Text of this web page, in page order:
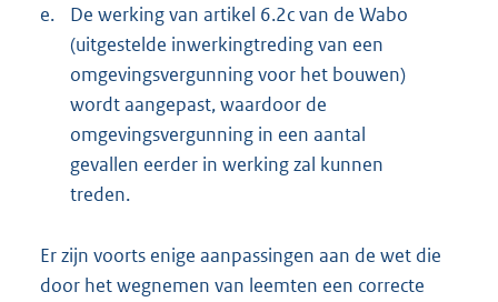
e.
De werking van artikel 6.2c van de Wabo
(uitgestelde inwerkingtreding van een
omgevingsvergunning voor het bouwen)
wordt aangepast, waardoor de
omgevingsvergunning in een aantal
gevallen eerder in werking zal kunnen
treden.
Er zijn voorts enige aanpassingen aan de wet die
door het wegnemen van leemten een correcte